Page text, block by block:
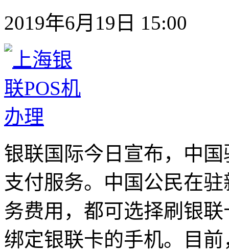
2019年6月19日 15:00
银联国际今日宣布，中
支付服务。中国公民在
务费用，都可选择刷银联
绑定银联卡的手机。目